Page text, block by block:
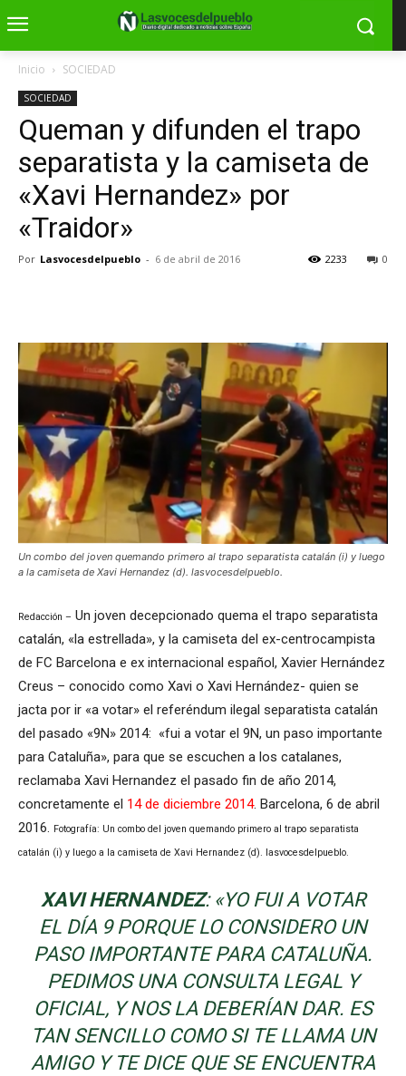
Inicio SOCIEDAD
SOCIEDAD
Queman y difunden el trapo
separatista y la camiseta de
«Xavi Hernandez» por
«Traidor»
Por Lasvocesdelpueblo - 6 de abril de 2016 0
2233
Un combo del joven quemando primero al trapo separatista catalán (i) y luego
a la camiseta de Xavi Hernandez (d). lasvocesdelpueblo.
Redacción – Un joven decepcionado quema el trapo separatista
catalán, «la estrellada», y la camiseta del ex-centrocampista
de FC Barcelona e ex internacional español, Xavier Hernández
Creus – conocido como Xavi o Xavi Hernández- quien se
jacta por ir «a votar» el referéndum ilegal separatista catalán
del pasado «9N» 2014: «fui a votar el 9N, un paso importante
para Cataluña», para que se escuchen a los catalanes,
reclamaba Xavi Hernandez el pasado fin de año 2014,
concretamente el 14 de diciembre 2014. Barcelona, 6 de abril
2016. Fotografía: Un combo del joven quemando primero al trapo separatista
catalán (i) y luego a la camiseta de Xavi Hernandez (d). lasvocesdelpueblo.
XAVI HERNANDEZ: «YO FUI A VOTAR
EL DÍA 9 PORQUE LO CONSIDERO UN
PASO IMPORTANTE PARA CATALUÑA.
PEDIMOS UNA CONSULTA LEGAL Y
OFICIAL, Y NOS LA DEBERÍAN DAR. ES
TAN SENCILLO COMO SI TE LLAMA UN
AMIGO Y TE DICE QUE SE ENCUENTRA